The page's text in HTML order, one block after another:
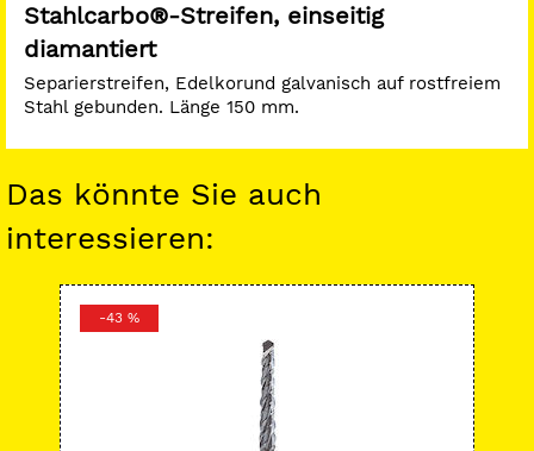
Stahlcarbo®-Streifen, einseitig
diamantiert
Separierstreifen, Edelkorund galvanisch auf rostfreiem
Stahl gebunden. Länge 150 mm.
Das könnte Sie auch
interessieren:
-43 %